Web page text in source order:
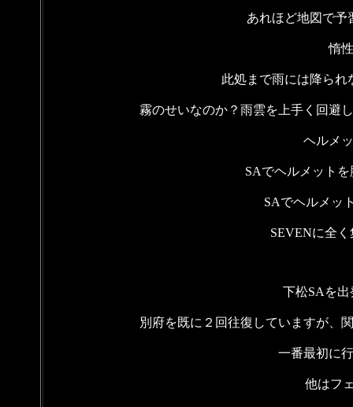
あれほど地図で
惰
此処まで雨には降ら
霧のせいなのか？雨雲を上手く回避
ヘルメ
SAでヘルメット
SAでヘルメッ
SEVENに全
下松SAを
別府を既に２回往復していますが、
一番最初に
他はフ